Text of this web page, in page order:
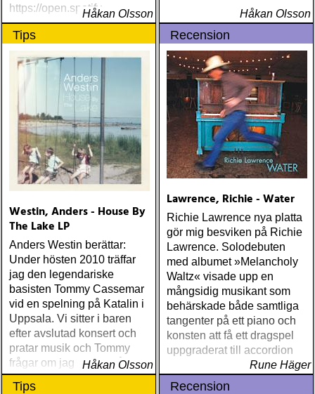
https://open.spotifyHåkan Olsson Håkan Olsson
Tips
Westin, Anders - House By
The Lake LP
Anders Westin berättar:
Under hösten 2010 träffar
jag den legendariske
basisten Tommy Cassemar
vid en spelning på Katalin i
Uppsala. Vi sitter i baren
efter avslutad konsert och
pratar musik och Tommy
frågar om jag spelar något
instrument
Håkan Olsson
Recension
Lawrence, Richie - Water
Richie Lawrence nya platta
gör mig besviken på Richie
Lawrence. Solodebuten
med albumet »Melancholy
Waltz« visade upp en
mångsidig musikant som
behärskade både samtliga
tangenter på ett piano och
konsten att få ett dragspel
uppgraderat till accordion
Rune Häger
Tips Recension